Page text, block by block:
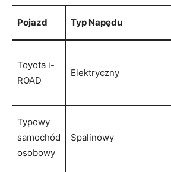
Pojazd Typ Napędu
Toyota i-
ROAD
Elektryczny
Typowy
samochód
osobowy
Spalinowy